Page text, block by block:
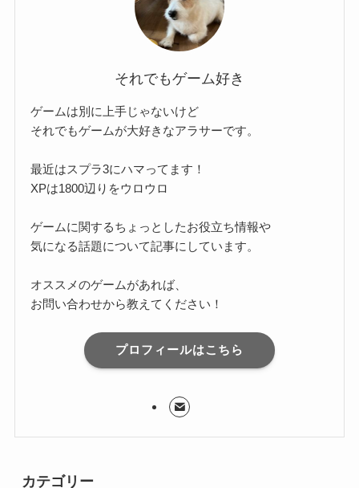
それでもゲーム好き
ゲームは別に上手じゃないけど
それでもゲームが大好きなアラサーです。
最近はスプラ3にハマってます！
XPは1800辺りをウロウロ
ゲームに関するちょっとしたお役立ち情報や
気になる話題について記事にしています。
オススメのゲームがあれば、
お問い合わせから教えてください！
プロフィールはこちら
カテゴリー